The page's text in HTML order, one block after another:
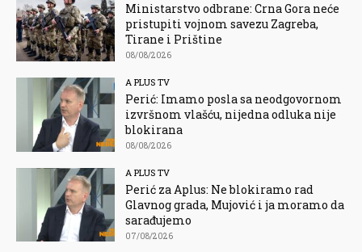
Ministarstvo odbrane: Crna Gora neće
pristupiti vojnom savezu Zagreba,
Tirane i Prištine
08/08/2026
A PLUS TV
Perić: Imamo posla sa neodgovornom
izvršnom vlašću, nijedna odluka nije
blokirana
08/08/2026
A PLUS TV
Perić za Aplus: Ne blokiramo rad
Glavnog grada, Mujović i ja moramo da
sarađujemo
07/08/2026